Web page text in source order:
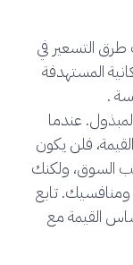
التسعير في
المستهدفة
.
عندما
فلن يكون
السوق، ولكنك
تابع
القيمة مع